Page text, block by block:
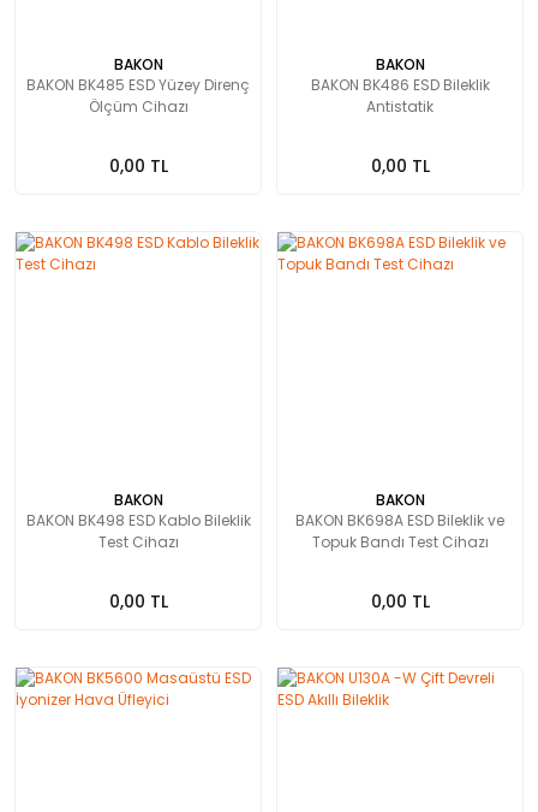
BAKON
BAKON BK485 ESD Yüzey Direnç
Ölçüm Cihazı
0,00 TL
BAKON
BAKON BK486 ESD Bileklik
Antistatik
0,00 TL
BAKON
BAKON BK498 ESD Kablo Bileklik
Test Cihazı
0,00 TL
BAKON
BAKON BK698A ESD Bileklik ve
Topuk Bandı Test Cihazı
0,00 TL